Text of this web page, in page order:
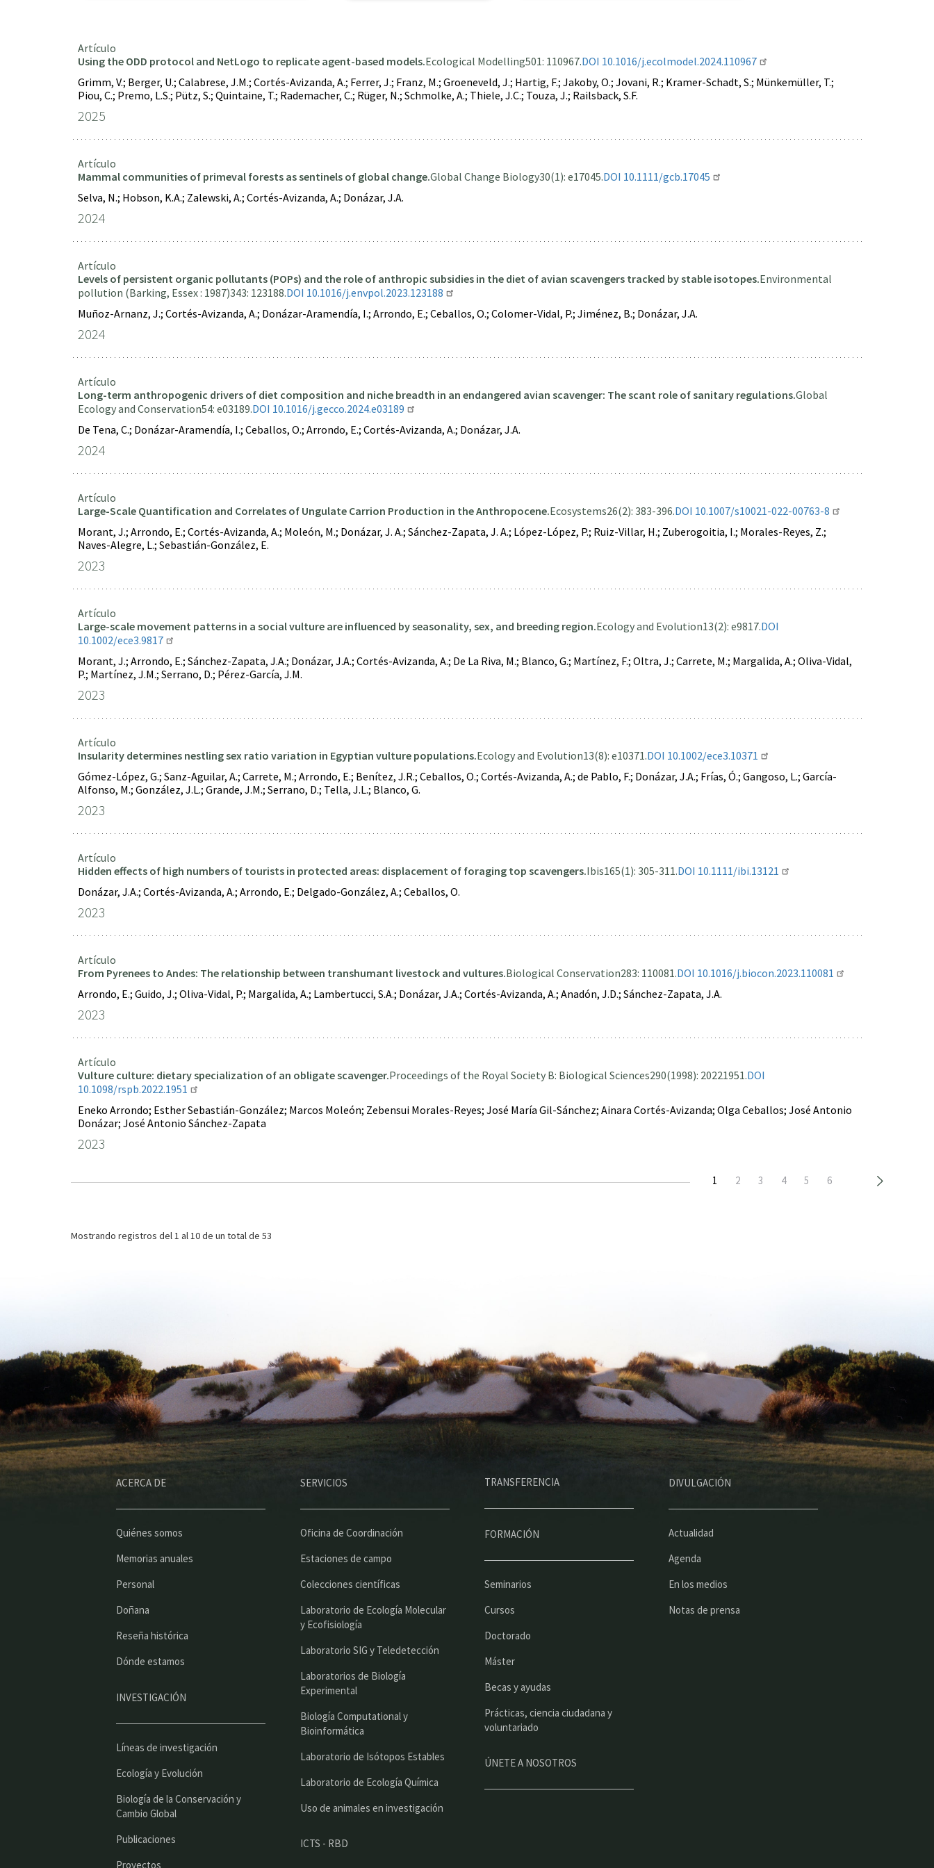
Artículo
Using the ODD protocol and NetLogo to replicate agent-based models.Ecological Modelling501: 110967.DOI 10.1016/j.ecolmodel.2024.110967
Grimm, V.; Berger, U.; Calabrese, J.M.; Cortés-Avizanda, A.; Ferrer, J.; Franz, M.; Groeneveld, J.; Hartig, F.; Jakoby, O.; Jovani, R.; Kramer-Schadt, S.; Münkemüller, T.;
Piou, C.; Premo, L.S.; Pütz, S.; Quintaine, T.; Rademacher, C.; Rüger, N.; Schmolke, A.; Thiele, J.C.; Touza, J.; Railsback, S.F.
2025
Artículo
Mammal communities of primeval forests as sentinels of global change.Global Change Biology30(1): e17045.DOI 10.1111/gcb.17045
Selva, N.; Hobson, K.A.; Zalewski, A.; Cortés-Avizanda, A.; Donázar, J.A.
2024
Artículo
Levels of persistent organic pollutants (POPs) and the role of anthropic subsidies in the diet of avian scavengers tracked by stable isotopes.Environmental
pollution (Barking, Essex : 1987)343: 123188.DOI 10.1016/j.envpol.2023.123188
Muñoz-Arnanz, J.; Cortés-Avizanda, A.; Donázar-Aramendía, I.; Arrondo, E.; Ceballos, O.; Colomer-Vidal, P.; Jiménez, B.; Donázar, J.A.
2024
Artículo
Long-term anthropogenic drivers of diet composition and niche breadth in an endangered avian scavenger: The scant role of sanitary regulations.Global
Ecology and Conservation54: e03189.DOI 10.1016/j.gecco.2024.e03189
De Tena, C.; Donázar-Aramendía, I.; Ceballos, O.; Arrondo, E.; Cortés-Avizanda, A.; Donázar, J.A.
2024
Artículo
Large-Scale Quantification and Correlates of Ungulate Carrion Production in the Anthropocene.Ecosystems26(2): 383-396.DOI 10.1007/s10021-022-00763-8
Morant, J.; Arrondo, E.; Cortés-Avizanda, A.; Moleón, M.; Donázar, J. A.; Sánchez-Zapata, J. A.; López-López, P.; Ruiz-Villar, H.; Zuberogoitia, I.; Morales-Reyes, Z.;
Naves-Alegre, L.; Sebastián-González, E.
2023
Artículo
Large-scale movement patterns in a social vulture are influenced by seasonality, sex, and breeding region.Ecology and Evolution13(2): e9817.DOI
10.1002/ece3.9817
Morant, J.; Arrondo, E.; Sánchez-Zapata, J.A.; Donázar, J.A.; Cortés-Avizanda, A.; De La Riva, M.; Blanco, G.; Martínez, F.; Oltra, J.; Carrete, M.; Margalida, A.; Oliva-Vidal,
P.; Martínez, J.M.; Serrano, D.; Pérez-García, J.M.
2023
Artículo
Insularity determines nestling sex ratio variation in Egyptian vulture populations.Ecology and Evolution13(8): e10371.DOI 10.1002/ece3.10371
Gómez-López, G.; Sanz-Aguilar, A.; Carrete, M.; Arrondo, E.; Benítez, J.R.; Ceballos, O.; Cortés-Avizanda, A.; de Pablo, F.; Donázar, J.A.; Frías, Ó.; Gangoso, L.; García-
Alfonso, M.; González, J.L.; Grande, J.M.; Serrano, D.; Tella, J.L.; Blanco, G.
2023
Artículo
Hidden effects of high numbers of tourists in protected areas: displacement of foraging top scavengers.Ibis165(1): 305-311.DOI 10.1111/ibi.13121
Donázar, J.A.; Cortés-Avizanda, A.; Arrondo, E.; Delgado-González, A.; Ceballos, O.
2023
Artículo
From Pyrenees to Andes: The relationship between transhumant livestock and vultures.Biological Conservation283: 110081.DOI 10.1016/j.biocon.2023.110081
Arrondo, E.; Guido, J.; Oliva-Vidal, P.; Margalida, A.; Lambertucci, S.A.; Donázar, J.A.; Cortés-Avizanda, A.; Anadón, J.D.; Sánchez-Zapata, J.A.
2023
Artículo
Vulture culture: dietary specialization of an obligate scavenger.Proceedings of the Royal Society B: Biological Sciences290(1998): 20221951.DOI
10.1098/rspb.2022.1951
Eneko Arrondo; Esther Sebastián-González; Marcos Moleón; Zebensui Morales-Reyes; José María Gil-Sánchez; Ainara Cortés-Avizanda; Olga Ceballos; José Antonio
Donázar; José Antonio Sánchez-Zapata
2023
Página
1 Page
2 Page
3 Page
4 Page
5 Page
6
Mostrando registros del1 al 10de un total de 53
ACERCA DE
Quiénes somos
Memorias anuales
Personal
Doñana
Reseña histórica
Dónde estamos
INVESTIGACIÓN
Líneas de investigación
Ecología y Evolución
Biología de la Conservación y
Cambio Global
Publicaciones
Proyectos
SERVICIOS
Oficina de Coordinación
Estaciones de campo
Colecciones científicas
Laboratorio de Ecología Molecular
y Ecofisiología
Laboratorio SIG y Teledetección
Laboratorios de Biología
Experimental
Biología Computational y
Bioinformática
Laboratorio de Isótopos Estables
Laboratorio de Ecología Química
Uso de animales en investigación
ICTS - RBD
TRANSFERENCIA
FORMACIÓN
Seminarios
Cursos
Doctorado
Máster
Becas y ayudas
Prácticas, ciencia ciudadana y
voluntariado
ÚNETE A NOSOTROS
DIVULGACIÓN
Actualidad
Agenda
En los medios
Notas de prensa